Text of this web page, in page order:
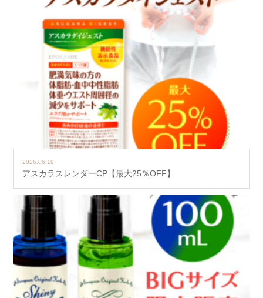
2026.06.19
アスカラスレンダーCP【最大25％OFF】